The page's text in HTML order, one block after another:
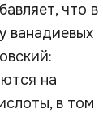
что в
ванадиевых
на
в том